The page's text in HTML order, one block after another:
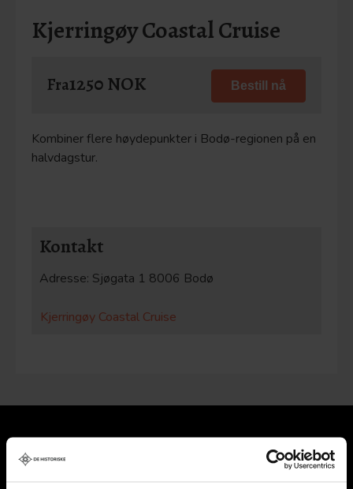
Kjerringøy Coastal Cruise
Fra1250 NOK Bestill nå
Kombiner flere høydepunkter i Bodø-regionen på en
halvdagstur.
Kontakt
Adresse: Sjøgata 1 8006 Bodø
Kjerringøy Coastal Cruise
Hold deg oppdatert på nyheter, og få spennende reisetilbud som
frister!